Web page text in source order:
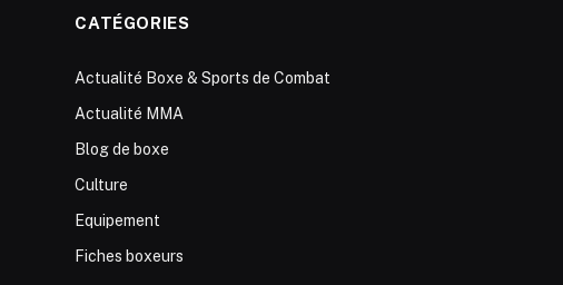
CATÉGORIES
Actualité Boxe & Sports de Combat
Actualité MMA
Blog de boxe
Culture
Equipement
Fiches boxeurs